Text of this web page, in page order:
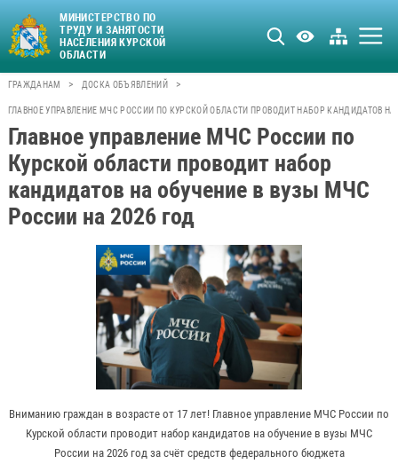
МИНИСТЕРСТВО ПО
ТРУДУ И ЗАНЯТОСТИ
НАСЕЛЕНИЯ КУРСКОЙ
ОБЛАСТИ
ГРАЖДАНАМ > ДОСКА ОБЪЯВЛЕНИЙ >
ГЛАВНОЕ УПРАВЛЕНИЕ МЧС РОССИИ ПО КУРСКОЙ ОБЛАСТИ ПРОВОДИТ НАБОР КАНДИДАТОВ
Главное управление МЧС России по
Курской области проводит набор
кандидатов на обучение в вузы МЧС
России на 2026 год
Вниманию граждан в возрасте от 17 лет! Главное управление МЧС России по
Курской области проводит набор кандидатов на обучение в вузы МЧС
России на 2026 год за счёт средств федерального бюджета